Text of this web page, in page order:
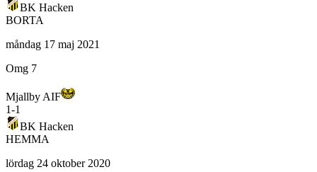
BK Hacken
BORTA
måndag 17 maj 2021
Omg 7
Mjallby AIF
1-1
BK Hacken
HEMMA
lördag 24 oktober 2020